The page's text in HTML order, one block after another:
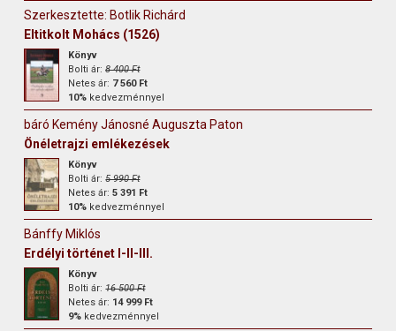
Szerkesztette: Botlik Richárd
Eltitkolt Mohács (1526)
Könyv
Bolti ár:8 400 Ft
Netes ár: 7 560 Ft
10% kedvezménnyel
báró Kemény Jánosné Auguszta Paton
Önéletrajzi emlékezések
Könyv
Bolti ár:5 990 Ft
Netes ár:5 391 Ft
10% kedvezménnyel
Bánffy Miklós
Erdélyi történet I-II-III.
Könyv
Bolti ár:16 500 Ft
Netes ár: 14 999 Ft
9% kedvezménnyel